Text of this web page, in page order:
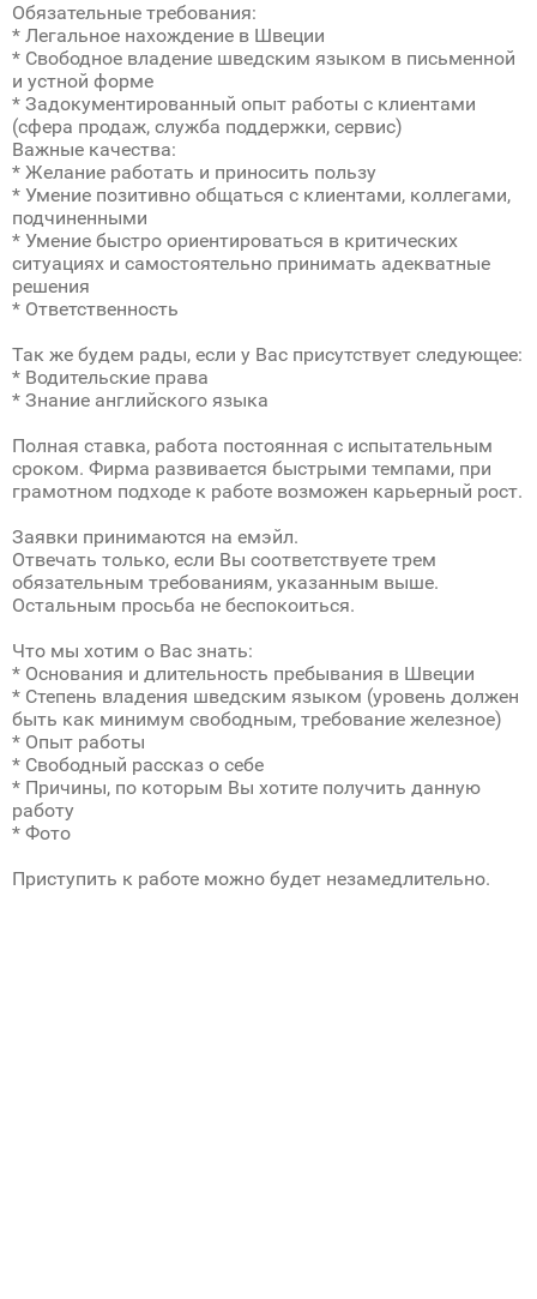
Обязательные требования:
* Легальное нахождение в Швеции
* Свободное владение шведским языком в письменной
и устной форме
* Задокументированный опыт работы с клиентами
(сфера продаж, служба поддержки, сервис)
Важные качества:
* Желание работать и приносить пользу
* Умение позитивно общаться с клиентами, коллегами,
подчиненными
* Умение быстро ориентироваться в критических
ситуациях и самостоятельно принимать адекватные
решения
* Ответственность
Так же будем рады, если у Вас присутствует следующее:
* Водительские права
* Знание английского языка
Полная ставка, работа постоянная с испытательным
сроком. Фирма развивается быстрыми темпами, при
грамотном подходе к работе возможен карьерный рост.
Заявки принимаются на емэйл.
Отвечать только, если Вы соответствуете трем
обязательным требованиям, указанным выше.
Остальным просьба не беспокоиться.
Что мы хотим о Вас знать:
* Основания и длительность пребывания в Швеции
* Степень владения шведским языком (уровень должен
быть как минимум свободным, требование железное)
* Опыт работы
* Свободный рассказ о себе
* Причины, по которым Вы хотите получить данную
работу
* Фото
Приступить к работе можно будет незамедлительно.